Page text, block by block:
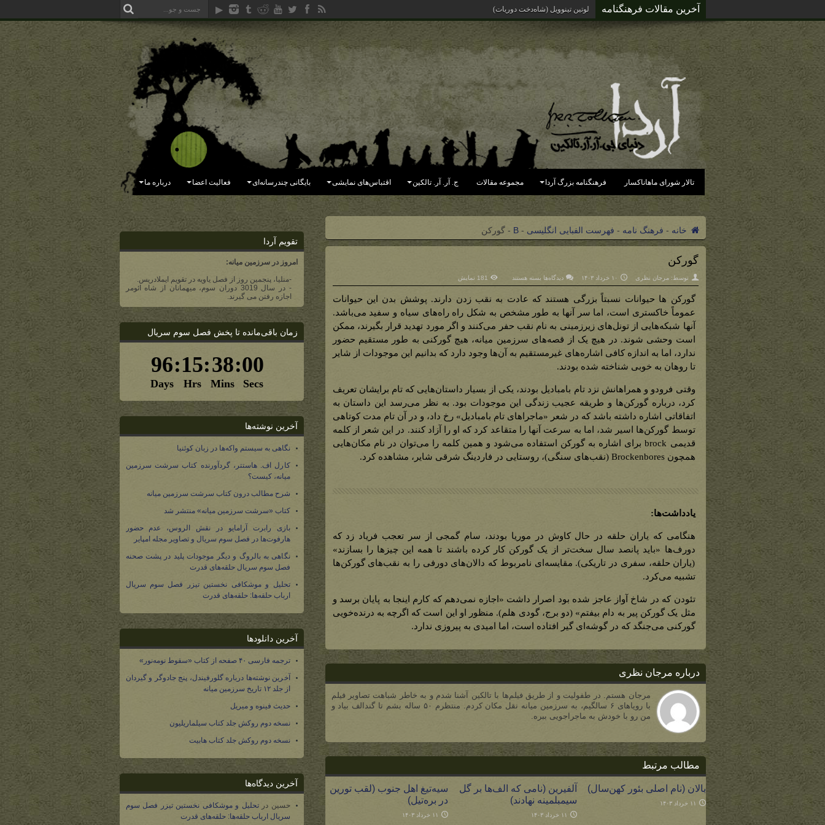
آخرین مقالات فرهنگنامه لوتین تینوویل (شاه‌دخت دوریات)
تالار شورای ماهاناکسار فرهنگنامه بزرگ آردا مجموعه مقالات ج. آر. آر. تالکین اقتباس‌های نمایشی بایگانی چندرسانه‌ای فعالیت اعضا درباره ما
خانه - فرهنگ نامه - فهرست الفبایی انگلیسی -
B
- گورکن
گورکن
توسط:مرجان نظری ۱۰ خرداد ۱۴۰۳ دیدگاه‌ها برای
بسته هستند 181 نمایش
گورکن ها حیوانات نسبتاً بزرگی هستند که عادت به نقب زدن دارند. پوشش بدن این حیوانات
عموماً خاکستری است، اما سر آنها به طور مشخص به شکل راه راه‌های سیاه و سفید می‌باشد.
آنها شبکه‌هایی از تونل‌های زیرزمینی به نام نقب حفر می‌کنند و اگر مورد تهدید قرار بگیرند، ممکن
است وحشی شوند. در هیچ یک از قصه‌های سرزمین میانه، هیچ گورکنی به طور مستقیم حضور
ندارد، اما به اندازه کافی اشاره‌های غیرمستقیم به آن‌ها وجود دارد که بدانیم این موجودات از شایر
تا روهان به خوبی شناخته شده بودند.
وقتی فرودو و همراهانش نزد تام بامبادیل بودند، یکی از بسیار داستان‌هایی که تام برایشان تعریف
کرد، درباره گورکن‌ها و طریقه عجیب زندگی این موجودات بود. به نظر می‌رسد این داستان‌ به
اتفاقاتی اشاره داشته باشد که در شعر «ماجراهای تام بامبادیل» رخ داد، و در آن تام مدت کوتاهی
توسط گورکن‌ها اسیر شد، اما به سرعت آنها را متقاعد کرد که او را آزاد کنند. در این شعر از کلمه
قدیمی brock برای اشاره به گورکن استفاده می‌شود و همین کلمه را می‌توان در نام مکان‌هایی
همچون Brockenbores (نقب‌های سنگی)، روستایی در فاردینگ شرقی شایر، مشاهده کرد.
یادداشت‌ها:
هنگامی که یاران حلقه در حال کاوش در موریا بودند، سام گمجی از سر تعجب فریاد زد که
دورف‌ها «باید پانصد سال سخت‌تر از یک گورکن کار کرده باشند تا همه این چیزها را بسازند»
(یاران حلقه، سفری در تاریکی). مقایسه‌ای نامربوط که دالان‌های دورفی را به نقب‌های گورکن‌ها
تشبیه می‌کرد.
تئودن که در شاخ آواز عاجز شده بود اصرار داشت «اجازه نمی‌دهم که کارم اینجا به پایان برسد و
مثل یک گورکن پیر به دام بیفتم» (دو برج، گودی هلم). منظور او این است که اگرچه به درنده‌خویی
گورکنی می‌جنگد که در گوشه‌ای گیر افتاده است، اما امیدی به پیروزی ندارد.
درباره مرجان نظری
مرجان هستم. در طفولیت و از طریق فیلم‌ها با تالکین آشنا شدم و به خاطر شباهت تصاویر فیلم
با رویاهای ۶ سالگیم، به سرزمین میانه نقل مکان کردم. منتظرم ۵۰ ساله بشم تا گندالف بیاد و
من رو با خودش به ماجراجویی ببره.
مطالب مرتبط
بالان (نام اصلی بئور کهن‌سال)
۱۱ خرداد ۱۴۰۳
آلفیرین (نامی که الف‌ها بر گل
سیمبلمینه نهادند)
۱۱ خرداد ۱۴۰۳
سیه‌تیغ اهل جنوب (لقب تورین
در بره‌تیل)
۱۱ خرداد ۱۴۰۳
تقویم آردا
امروز در سرزمین میانه:
-منلیا، پنجمین روز از فصل یاویه در تقویم ایملادریس.
- در سال 3019 دوران سوم، میهمانان از شاه ائومر
اجازه رفتن می گیرند.
زمان باقی‌مانده تا پخش فصل سوم سریال
آخرین نوشته‌ها
نگاهی به سیستم واکه‌ها در زبان کوئنیا
کارل اف. هاستتر، گردآورنده کتاب سرشت سرزمین
میانه، کیست؟
شرح مطالب درون کتاب سرشت سرزمین میانه
کتاب «سرشت سرزمین میانه» منتشر شد
بازی رابرت آرامایو در نقش الروس، عدم حضور
هارفوت‌ها در فصل سوم سریال و تصاویر مجله امپایر
نگاهی به بالروگ و دیگر موجودات پلید در پشت صحنه
فصل سوم سریال حلقه‌های قدرت
تحلیل و موشکافی نخستین تیزر فصل سوم سریال
ارباب حلقه‌ها: حلقه‌های قدرت
آخرین دانلودها
ترجمه فارسی ۴۰ صفحه از کتاب «سقوط نومه‌نور»
آخرین نوشته‌ها درباره گلورفیندل، پنج جادوگر و گیردان
از جلد ۱۲ تاریخ سرزمین میانه
حدیث فینوه و میریل
نسخه دوم روکش جلد کتاب سیلماریلیون
نسخه دوم روکش جلد کتاب هابیت
آخرین دیدگاه‌ها
حسین درتحلیل و موشکافی نخستین تیزر فصل سوم
سریال ارباب حلقه‌ها: حلقه‌های قدرت